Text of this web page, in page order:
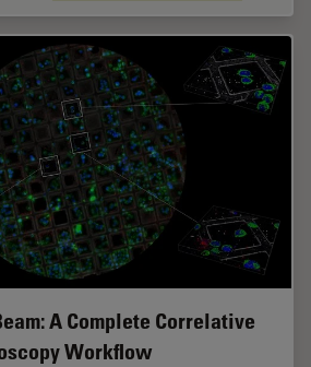
A Complete Correlative
Workflow